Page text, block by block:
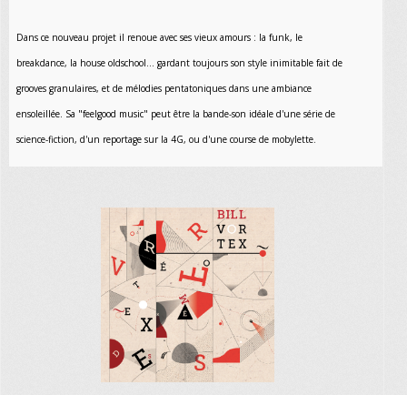
Dans ce nouveau projet il renoue avec ses vieux amours : la funk, le
breakdance, la house oldschool... gardant toujours son style inimitable fait de
grooves granulaires, et de mélodies pentatoniques dans une ambiance
ensoleillée. Sa "feelgood music" peut être la bande-son idéale d'une série de
science-fiction, d'un reportage sur la 4G, ou d'une course de mobylette.